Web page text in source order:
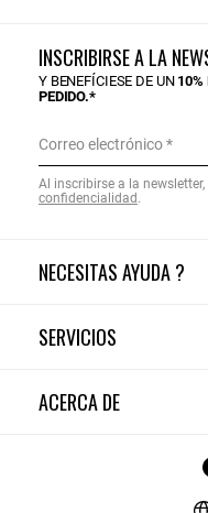
NECESITAS AYUDA ?
SERVICIOS
ACERCA DE
INSCRIBIRSE A LA
Y BENEFÍCIESE DE UN 10%
PEDIDO.*
Correo electrónico
Al inscribirse a la
confidencialidad .